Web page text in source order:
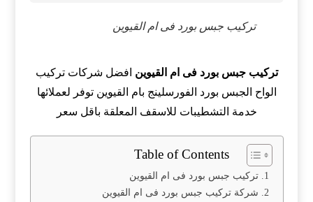
تركيب جبس بورد فى ام القيوين
تركيب جبس بورد فى ام القيوين افضل شركات تركيب
الواح الجبس بورد الفورسلينج بام القيوين توفر لعملائها
خدمة التشطيبات للاسقف المعلقة باقل سعر
Table of Contents
تركيب جبس بورد فى ام القيوين
شركة تركيب جبس بورد فى ام القيوين